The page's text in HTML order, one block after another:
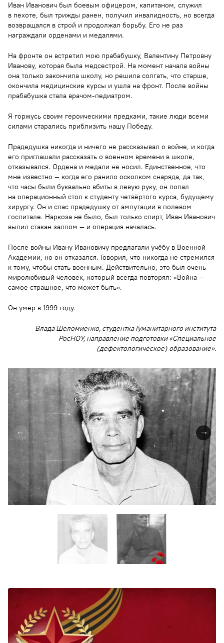
Иван Иванович был боевым офицером, капитаном, служил
в пехоте, был трижды ранен, получил инвалидность, но всегда
возвращался в строй и продолжал борьбу. Его не раз
награждали орденами и медалями.
На фронте он встретил мою прабабушку, Валентину Петровну
Иванову, которая была медсестрой. На момент начала войны
она только закончила школу, но решила солгать, что старше,
окончила медицинские курсы и ушла на фронт. После войны
прабабушка стала врачом-педиатром.
Я горжусь своим героическими предками, такие люди всеми
силами старались приблизить нашу Победу.
Прадедушка никогда и ничего не рассказывал о войне, и когда
его приглашали рассказать о военном времени в школе,
отказывался. Ордена и медали не носил. Единственное, что
мне известно — когда его ранило осколком снаряда, да так,
что часы были буквально вбиты в левую руку, он попал
на операционный стол к студенту четвёртого курса, будущему
хирургу. Он и спас прадедушку от ампутации в полевом
госпитале. Наркоза не было, был только спирт, Иван Иванович
выпил стакан залпом — и операция началась.
После войны Ивану Ивановичу предлагали учёбу в Военной
Академии, но он отказался. Говорил, что никогда не стремился
к тому, чтобы стать военным. Действительно, это был очень
миролюбивый человек, который всегда повторял: «Война —
самое страшное, что может быть».
Он умер в 1999 году.
Влада Шеломиенко, студентка Гуманитарного института
РосНОУ, направление подготовки «Специальное
(дефектологическое) образование».